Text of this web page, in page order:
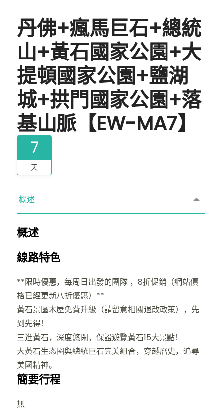
丹佛+瘋馬巨石+總統
山+黃石國家公園+大
提頓國家公園+鹽湖
城+拱門國家公園+落
基山脈【EW-MA7】
7
天
概述
概述
線路特色
**限時優惠，每周日出發的團隊 ，8折促銷（網站價
格已經更新八折優惠）**
黃石景區木屋免費升級（請留意相關退改政策），先
到先得！
三進黃石，深度悠閑，保證遊覽黃石15大景點！
大黃石生态圈與總統巨石完美組合，穿越曆史，追尋
美國精神。
簡要行程
無